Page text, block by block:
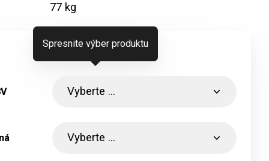
77 kg
Spresnite výber produktu